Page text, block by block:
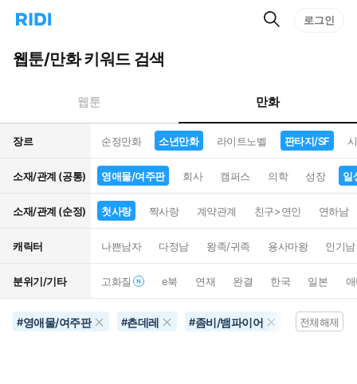
리
홈
으
턴
트
검
로그인
웹툰/만화 키워드 검색
웹툰 만화
장르 순정만화 소년만화 라이트노벨 판타지/SF
소재/관계 (공통) 영애물/여주판 회사 캠퍼스 의학 성장 일
소재/관계 (순정) 첫사랑 짝사랑 계약관계 친구>연인 연하남
캐릭터 나쁜남자 다정남 왕족/귀족 용사마왕 인기남
분위기/기타 고화질 e북 연재 완결 한국 일본
#영애물/여주판 #츤데레 #좀비/뱀파이어 영화화
전체해제